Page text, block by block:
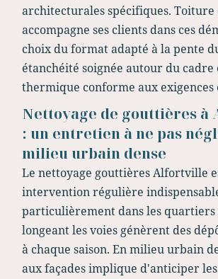
architecturales spécifiques. Toiture
accompagne ses clients dans ces
choix du format adapté à la pente
étanchéité soignée autour du
thermique conforme aux exigences
Nettoyage de gouttières
: un entretien à ne pas
milieu urbain dense
Le nettoyage gouttières Alfortville
intervention régulière
particulièrement dans les quartiers
longeant les voies génèrent des
à chaque saison. En milieu urbain
aux façades implique d'anticiper